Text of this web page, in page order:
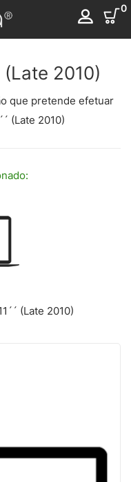
0
(Late 2010)
que pretende efetuar
(Late 2010)
(Late 2010)